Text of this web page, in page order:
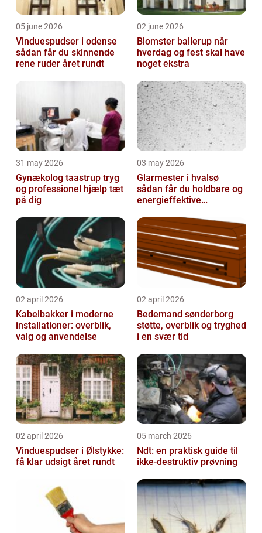
05 june 2026
Vinduespudser i odense
sådan får du skinnende
rene ruder året rundt
02 june 2026
Blomster ballerup når
hverdag og fest skal have
noget ekstra
31 may 2026
Gynækolog taastrup tryg
og professionel hjælp tæt
på dig
03 may 2026
Glarmester i hvalsø
sådan får du holdbare og
energieffektive
02 april 2026
Kabelbakker i moderne
installationer: overblik,
valg og anvendelse
02 april 2026
Bedemand sønderborg
støtte, overblik og tryghed
i en svær tid
02 april 2026
Vinduespudser i Ølstykke:
få klar udsigt året rundt
05 march 2026
Ndt: en praktisk guide til
ikke-destruktiv prøvning